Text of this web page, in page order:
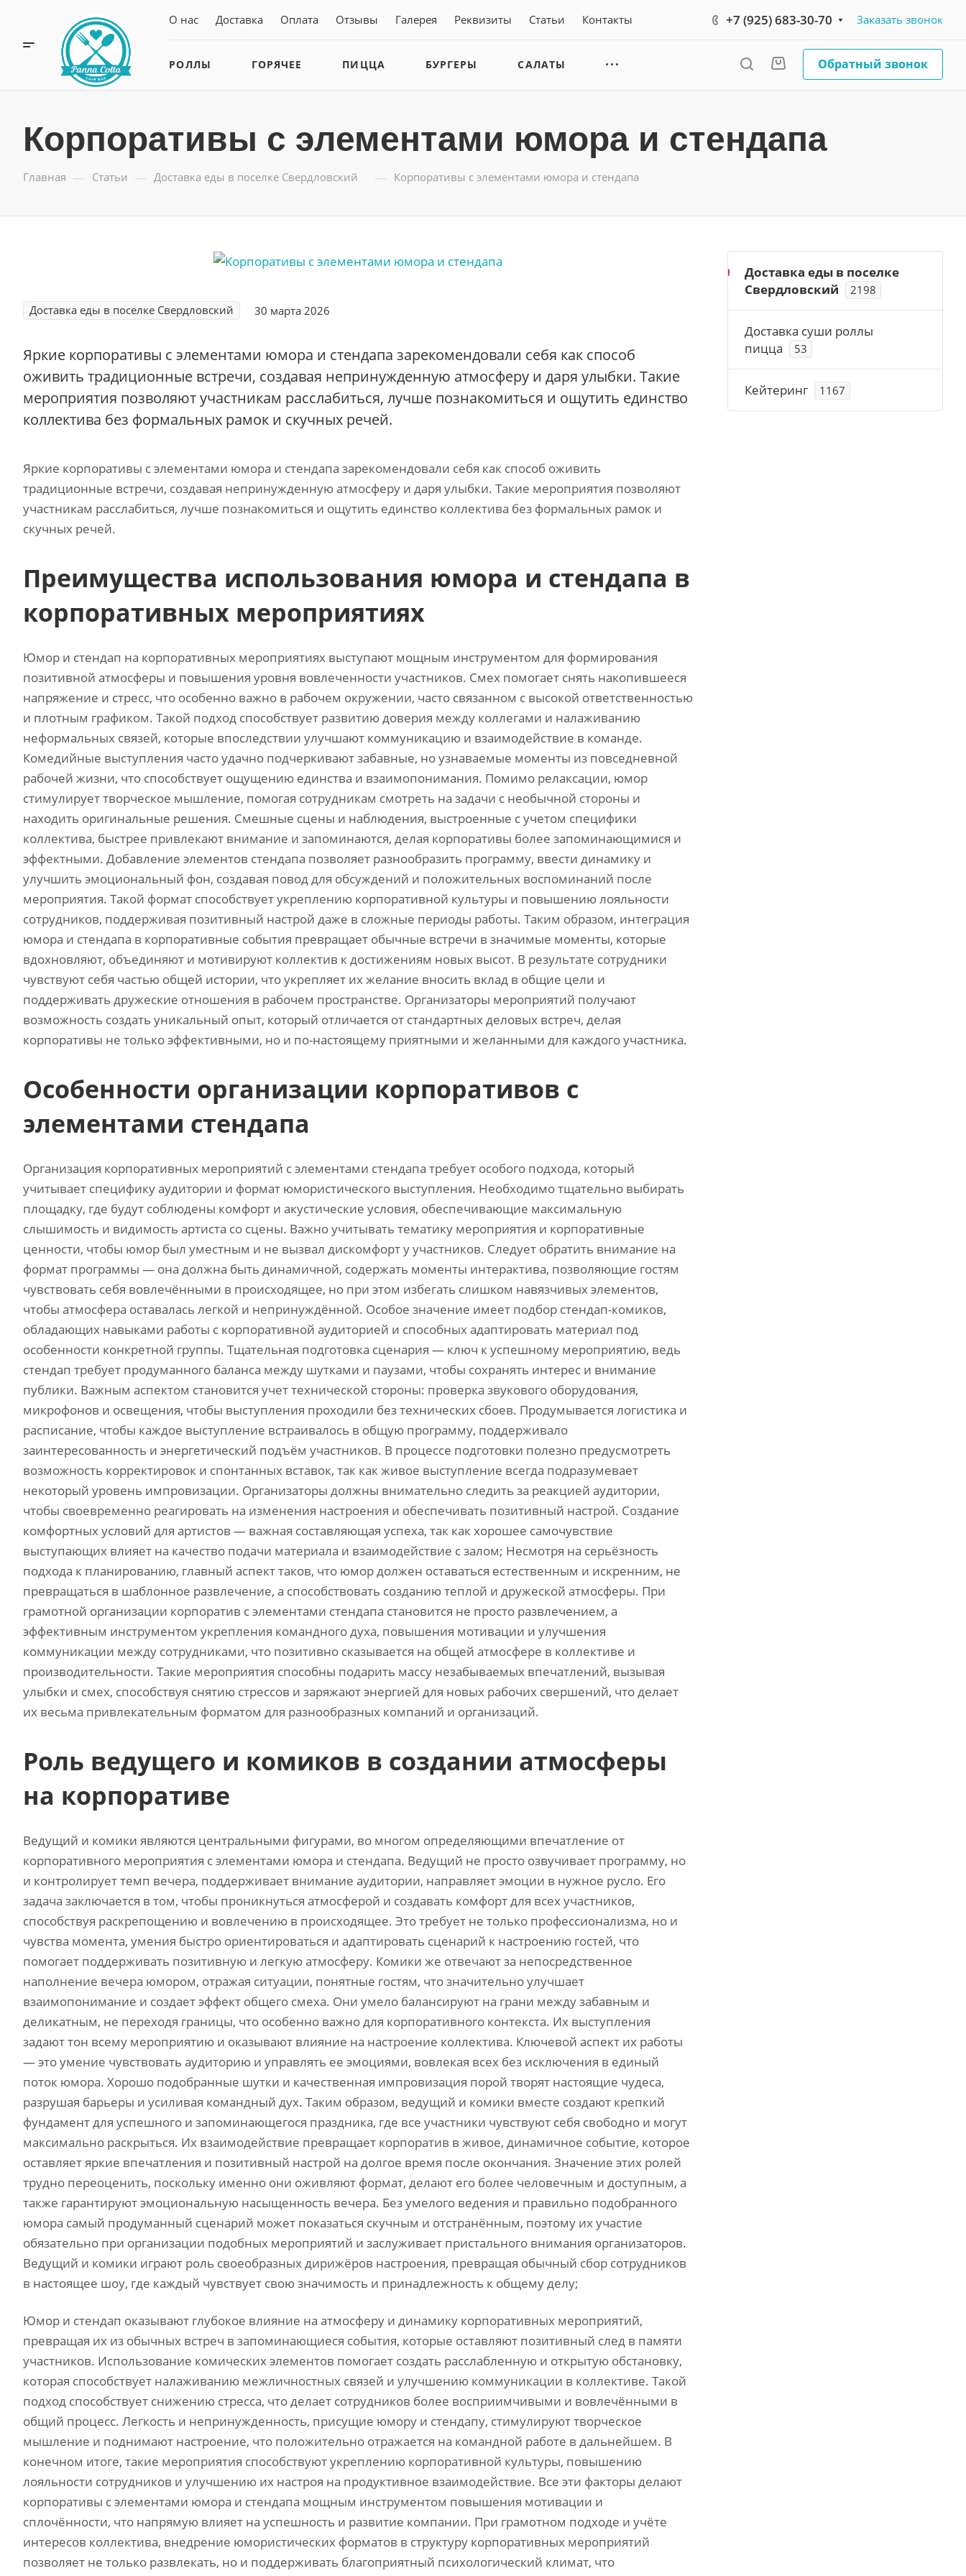
О нас Доставка Оплата Отзывы Галерея Реквизиты Статьи Контакты +7 (925) 683-30-70 Заказать звонок
РОЛЛЫ ГОРЯЧЕЕ ПИЦЦА БУРГЕРЫ САЛАТЫ Обратный звонок
Корпоративы с элементами юмора и стендапа
Главная — Статьи — Доставка еды в поселке Свердловский — Корпоративы с элементами юмора и стендапа
Доставка еды в поселке Свердловский 30 марта 2026
Яркие корпоративы с элементами юмора и стендапа зарекомендовали себя как способ
оживить традиционные встречи, создавая непринужденную атмосферу и даря улыбки. Такие
мероприятия позволяют участникам расслабиться, лучше познакомиться и ощутить единство
коллектива без формальных рамок и скучных речей.
Яркие корпоративы с элементами юмора и стендапа зарекомендовали себя как способ оживить
традиционные встречи, создавая непринужденную атмосферу и даря улыбки. Такие мероприятия позволяют
участникам расслабиться, лучше познакомиться и ощутить единство коллектива без формальных рамок и
скучных речей.
Преимущества использования юмора и стендапа в
корпоративных мероприятиях
Юмор и стендап на корпоративных мероприятиях выступают мощным инструментом для формирования
позитивной атмосферы и повышения уровня вовлеченности участников. Смех помогает снять накопившееся
напряжение и стресс, что особенно важно в рабочем окружении, часто связанном с высокой ответственностью
и плотным графиком. Такой подход способствует развитию доверия между коллегами и налаживанию
неформальных связей, которые впоследствии улучшают коммуникацию и взаимодействие в команде.
Комедийные выступления часто удачно подчеркивают забавные, но узнаваемые моменты из повседневной
рабочей жизни, что способствует ощущению единства и взаимопонимания. Помимо релаксации, юмор
стимулирует творческое мышление, помогая сотрудникам смотреть на задачи с необычной стороны и
находить оригинальные решения. Смешные сцены и наблюдения, выстроенные с учетом специфики
коллектива, быстрее привлекают внимание и запоминаются, делая корпоративы более запоминающимися и
эффектными. Добавление элементов стендапа позволяет разнообразить программу, ввести динамику и
улучшить эмоциональный фон, создавая повод для обсуждений и положительных воспоминаний после
мероприятия. Такой формат способствует укреплению корпоративной культуры и повышению лояльности
сотрудников, поддерживая позитивный настрой даже в сложные периоды работы. Таким образом, интеграция
юмора и стендапа в корпоративные события превращает обычные встречи в значимые моменты, которые
вдохновляют, объединяют и мотивируют коллектив к достижениям новых высот. В результате сотрудники
чувствуют себя частью общей истории, что укрепляет их желание вносить вклад в общие цели и
поддерживать дружеские отношения в рабочем пространстве. Организаторы мероприятий получают
возможность создать уникальный опыт, который отличается от стандартных деловых встреч, делая
корпоративы не только эффективными, но и по-настоящему приятными и желанными для каждого участника.
Особенности организации корпоративов с
элементами стендапа
Организация корпоративных мероприятий с элементами стендапа требует особого подхода, который
учитывает специфику аудитории и формат юмористического выступления. Необходимо тщательно выбирать
площадку, где будут соблюдены комфорт и акустические условия, обеспечивающие максимальную
слышимость и видимость артиста со сцены. Важно учитывать тематику мероприятия и корпоративные
ценности, чтобы юмор был уместным и не вызвал дискомфорт у участников. Следует обратить внимание на
формат программы — она должна быть динамичной, содержать моменты интерактива, позволяющие гостям
чувствовать себя вовлечёнными в происходящее, но при этом избегать слишком навязчивых элементов,
чтобы атмосфера оставалась легкой и непринуждённой. Особое значение имеет подбор стендап-комиков,
обладающих навыками работы с корпоративной аудиторией и способных адаптировать материал под
особенности конкретной группы. Тщательная подготовка сценария — ключ к успешному мероприятию, ведь
стендап требует продуманного баланса между шутками и паузами, чтобы сохранять интерес и внимание
публики. Важным аспектом становится учет технической стороны: проверка звукового оборудования,
микрофонов и освещения, чтобы выступления проходили без технических сбоев. Продумывается логистика и
расписание, чтобы каждое выступление встраивалось в общую программу, поддерживало
заинтересованность и энергетический подъём участников. В процессе подготовки полезно предусмотреть
возможность корректировок и спонтанных вставок, так как живое выступление всегда подразумевает
некоторый уровень импровизации. Организаторы должны внимательно следить за реакцией аудитории,
чтобы своевременно реагировать на изменения настроения и обеспечивать позитивный настрой. Создание
комфортных условий для артистов — важная составляющая успеха, так как хорошее самочувствие
выступающих влияет на качество подачи материала и взаимодействие с залом; Несмотря на серьёзность
подхода к планированию, главный аспект таков, что юмор должен оставаться естественным и искренним, не
превращаться в шаблонное развлечение, а способствовать созданию теплой и дружеской атмосферы. При
грамотной организации корпоратив с элементами стендапа становится не просто развлечением, а
эффективным инструментом укрепления командного духа, повышения мотивации и улучшения
коммуникации между сотрудниками, что позитивно сказывается на общей атмосфере в коллективе и
производительности. Такие мероприятия способны подарить массу незабываемых впечатлений, вызывая
улыбки и смех, способствуя снятию стрессов и заряжают энергией для новых рабочих свершений, что делает
их весьма привлекательным форматом для разнообразных компаний и организаций.
Роль ведущего и комиков в создании атмосферы
на корпоративе
Ведущий и комики являются центральными фигурами, во многом определяющими впечатление от
корпоративного мероприятия с элементами юмора и стендапа. Ведущий не просто озвучивает программу, но
и контролирует темп вечера, поддерживает внимание аудитории, направляет эмоции в нужное русло. Его
задача заключается в том, чтобы проникнуться атмосферой и создавать комфорт для всех участников,
способствуя раскрепощению и вовлечению в происходящее. Это требует не только профессионализма, но и
чувства момента, умения быстро ориентироваться и адаптировать сценарий к настроению гостей, что
помогает поддерживать позитивную и легкую атмосферу. Комики же отвечают за непосредственное
наполнение вечера юмором, отражая ситуации, понятные гостям, что значительно улучшает
взаимопонимание и создает эффект общего смеха. Они умело балансируют на грани между забавным и
деликатным, не переходя границы, что особенно важно для корпоративного контекста. Их выступления
задают тон всему мероприятию и оказывают влияние на настроение коллектива. Ключевой аспект их работы
— это умение чувствовать аудиторию и управлять ее эмоциями, вовлекая всех без исключения в единый
поток юмора. Хорошо подобранные шутки и качественная импровизация порой творят настоящие чудеса,
разрушая барьеры и усиливая командный дух. Таким образом, ведущий и комики вместе создают крепкий
фундамент для успешного и запоминающегося праздника, где все участники чувствуют себя свободно и могут
максимально раскрыться. Их взаимодействие превращает корпоратив в живое, динамичное событие, которое
оставляет яркие впечатления и позитивный настрой на долгое время после окончания. Значение этих ролей
трудно переоценить, поскольку именно они оживляют формат, делают его более человечным и доступным, а
также гарантируют эмоциональную насыщенность вечера. Без умелого ведения и правильно подобранного
юмора самый продуманный сценарий может показаться скучным и отстранённым, поэтому их участие
обязательно при организации подобных мероприятий и заслуживает пристального внимания организаторов.
Ведущий и комики играют роль своеобразных дирижёров настроения, превращая обычный сбор сотрудников
в настоящее шоу, где каждый чувствует свою значимость и принадлежность к общему делу;
Юмор и стендап оказывают глубокое влияние на атмосферу и динамику корпоративных мероприятий,
превращая их из обычных встреч в запоминающиеся события, которые оставляют позитивный след в памяти
участников. Использование комических элементов помогает создать расслабленную и открытую обстановку,
которая способствует налаживанию межличностных связей и улучшению коммуникации в коллективе. Такой
подход способствует снижению стресса, что делает сотрудников более восприимчивыми и вовлечёнными в
общий процесс. Легкость и непринужденность, присущие юмору и стендапу, стимулируют творческое
мышление и поднимают настроение, что положительно отражается на командной работе в дальнейшем. В
конечном итоге, такие мероприятия способствуют укреплению корпоративной культуры, повышению
лояльности сотрудников и улучшению их настроя на продуктивное взаимодействие. Все эти факторы делают
корпоративы с элементами юмора и стендапа мощным инструментом повышения мотивации и
сплочённости, что напрямую влияет на успешность и развитие компании. При грамотном подходе и учёте
интересов коллектива, внедрение юмористических форматов в структуру корпоративных мероприятий
позволяет не только развлекать, но и поддерживать благоприятный психологический климат, что
Доставка еды в поселке
Свердловский
2198
Доставка суши роллы
пицца
53
Кейтеринг 1167